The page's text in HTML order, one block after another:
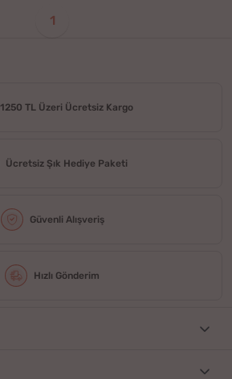
1
1250 TL Üzeri Ücretsiz Kargo
Ücretsiz Şık Hediye Paketi
Güvenli Alışveriş
Hızlı Gönderim